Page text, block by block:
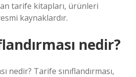
tarife kitapları, ürünleri
kaynaklardır.
nedir?
nedir? Tarife sınıflandırması,